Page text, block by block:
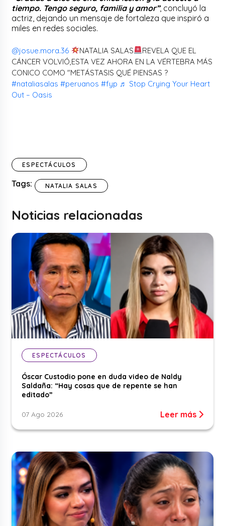
tiempo. Tengo seguro, familia y amor”, concluyó la
actriz, dejando un mensaje de fortaleza que inspiró a
miles en redes sociales.
@josue.mora.36 NATALIA SALAS
REVELA QUE EL
CÁNCER VOLVIÓ,ESTA VEZ AHORA EN LA VÉRTEBRA MÁS
CONICO COMO "METÁSTASIS QUÉ PIENSAS ?
#nataliasalas #peruanos #fyp ♬ Stop Crying Your Heart
Out – Oasis
ESPECTÁCULOS
Tags: NATALIA SALAS
Noticias relacionadas
ESPECTÁCULOS
Óscar Custodio pone en duda video de Naldy
Saldaña: “Hay cosas que de repente se han
editado”
07 Ago 2026 Leer más